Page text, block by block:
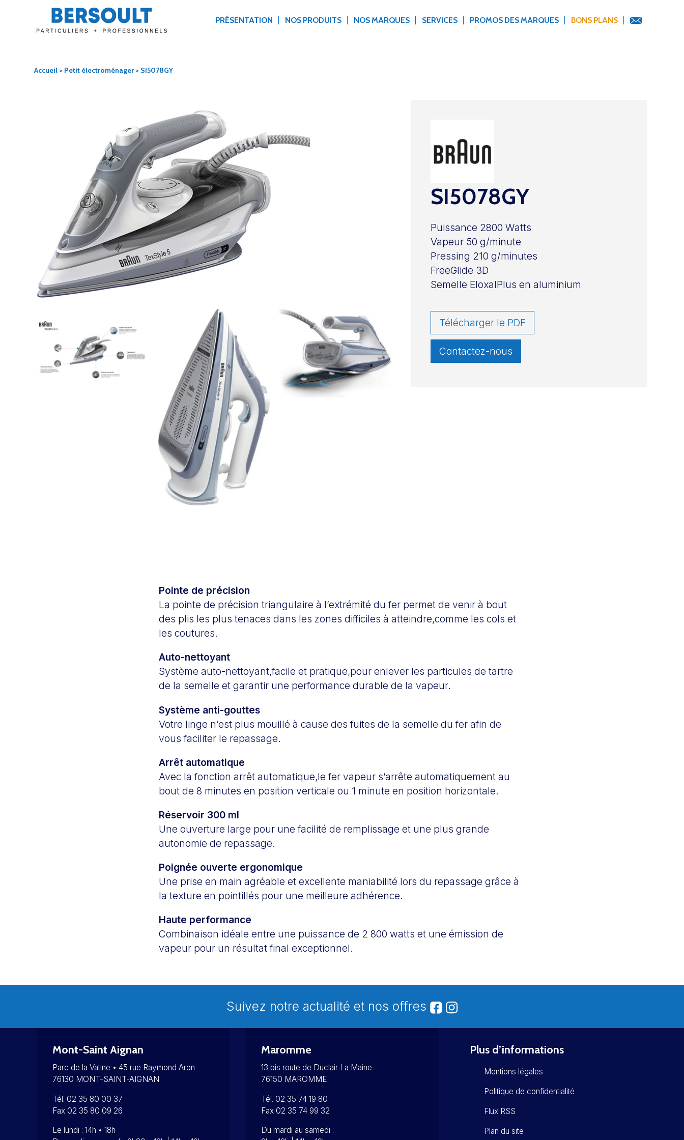
PRÉSENTATION NOS PRODUITS NOS MARQUES SERVICES PROMOS DES MARQUES BONS PLANS
Accueil > Petit électroménager > SI5078GY
SI5078GY
Puissance 2800 Watts
Vapeur 50 g/minute
Pressing 210 g/minutes
FreeGlide 3D
Semelle EloxalPlus en aluminium
Télécharger le PDF
Contactez-nous
Pointe de précision
La pointe de précision triangulaire à l’extrémité du fer permet de venir à bout
des plis les plus tenaces dans les zones difficiles à atteindre,comme les cols et
les coutures.
Auto-nettoyant
Système auto-nettoyant,facile et pratique,pour enlever les particules de tartre
de la semelle et garantir une performance durable de la vapeur.
Système anti-gouttes
Votre linge n’est plus mouillé à cause des fuites de la semelle du fer afin de
vous faciliter le repassage.
Arrêt automatique
Avec la fonction arrêt automatique,le fer vapeur s’arrête automatiquement au
bout de 8 minutes en position verticale ou 1 minute en position horizontale.
Réservoir 300 ml
Une ouverture large pour une facilité de remplissage et une plus grande
autonomie de repassage.
Poignée ouverte ergonomique
Une prise en main agréable et excellente maniabilité lors du repassage grâce à
la texture en pointillés pour une meilleure adhérence.
Haute performance
Combinaison idéale entre une puissance de 2 800 watts et une émission de
vapeur pour un résultat final exceptionnel.
Suivez notre actualité et nos offres
Mont-Saint Aignan
Parc de la Vatine • 45 rue Raymond Aron
76130 MONT-SAINT-AIGNAN
Tél. 02 35 80 00 37
Fax 02 35 80 09 26
Le lundi : 14h • 18h
Maromme
13 bis route de Duclair La Maine
76150 MAROMME
Tél. 02 35 74 19 80
Fax 02 35 74 99 32
Du mardi au samedi :
Plus d’informations
Mentions légales
Politique de confidentialité
Flux RSS
Plan du site